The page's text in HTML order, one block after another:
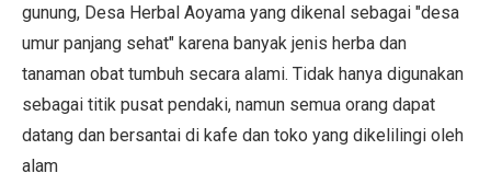
gunung, Desa Herbal Aoyama yang dikenal sebagai "desa
umur panjang sehat" karena banyak jenis herba dan
tanaman obat tumbuh secara alami. Tidak hanya digunakan
sebagai titik pusat pendaki, namun semua orang dapat
datang dan bersantai di kafe dan toko yang dikelilingi oleh
alam